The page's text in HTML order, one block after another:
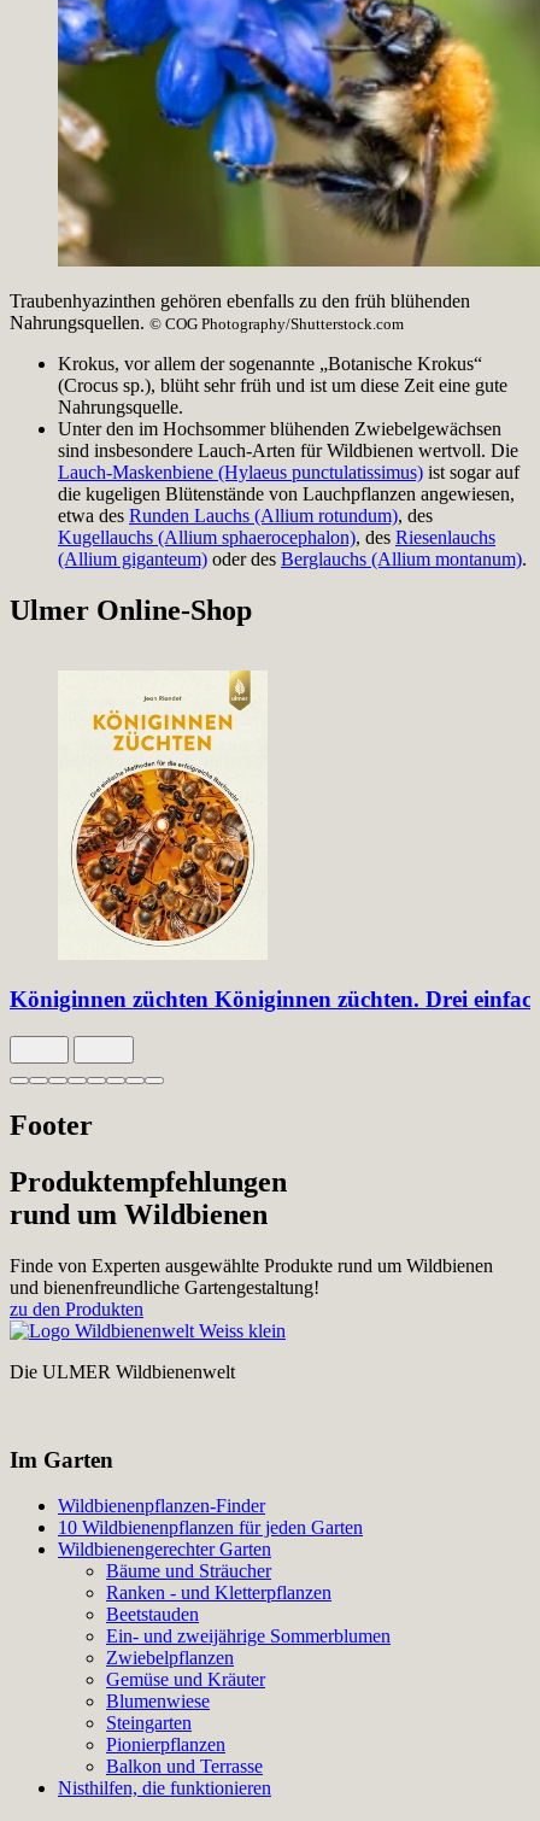
Traubenhyazinthen gehören ebenfalls zu den früh blühenden
Nahrungsquellen. © COG Photography/Shutterstock.com
Krokus, vor allem der sogenannte „Botanische Krokus“
(Crocus sp.), blüht sehr früh und ist um diese Zeit eine gute
Nahrungsquelle.
Unter den im Hochsommer blühenden Zwiebelgewächsen
sind insbesondere Lauch-Arten für Wildbienen wertvoll. Die
Lauch-Maskenbiene (Hylaeus punctulatissimus) ist sogar auf
die kugeligen Blütenstände von Lauchpflanzen angewiesen,
etwa des Runden Lauchs (Allium rotundum), des
Kugellauchs (Allium sphaerocephalon), des Riesenlauchs
(Allium giganteum) oder des Berglauchs (Allium montanum).
Ulmer Online-Shop
Königinnen züchten Königinnen züchten. Drei
Slide 1 von 8 aktiv
Footer
Produktempfehlungen
rund um Wildbienen
Finde von Experten ausgewählte Produkte rund um Wildbienen
und bienenfreundliche Gartengestaltung!
zu den Produkten
Die ULMER Wildbienenwelt
Im Garten
Wildbienenpflanzen-Finder
10 Wildbienenpflanzen für jeden Garten
Wildbienengerechter Garten
Bäume und Sträucher
Ranken - und Kletterpflanzen
Beetstauden
Ein- und zweijährige Sommerblumen
Zwiebelpflanzen
Gemüse und Kräuter
Blumenwiese
Steingarten
Pionierpflanzen
Balkon und Terrasse
Nisthilfen, die funktionieren